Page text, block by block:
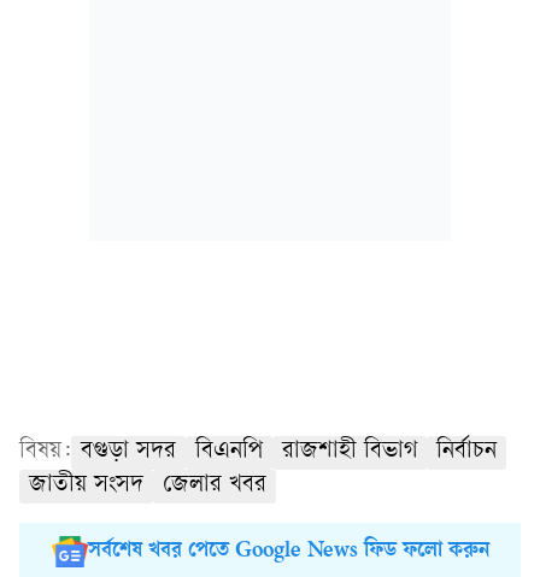
বিষয়: বগুড়া সদর বিএনপি রাজশাহী বিভাগ
নির্বাচন
জাতীয় সংসদ
জেলার খবর
সর্বশেষ খবর পেতে Google News ফিড ফলো করুন